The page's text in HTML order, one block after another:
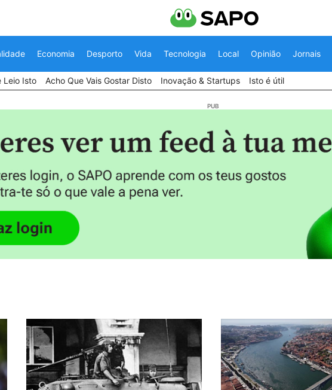
Economia Desporto Vida Tecnologia Local Opinião Jornais
Leio Isto Acho Que Vais Gostar Disto Inovação & Startups Isto é útil